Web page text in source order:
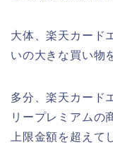
大体、楽天カード
いの大きな買い物
多分、楽天カード
リープレミアムの
上限金額を超えて